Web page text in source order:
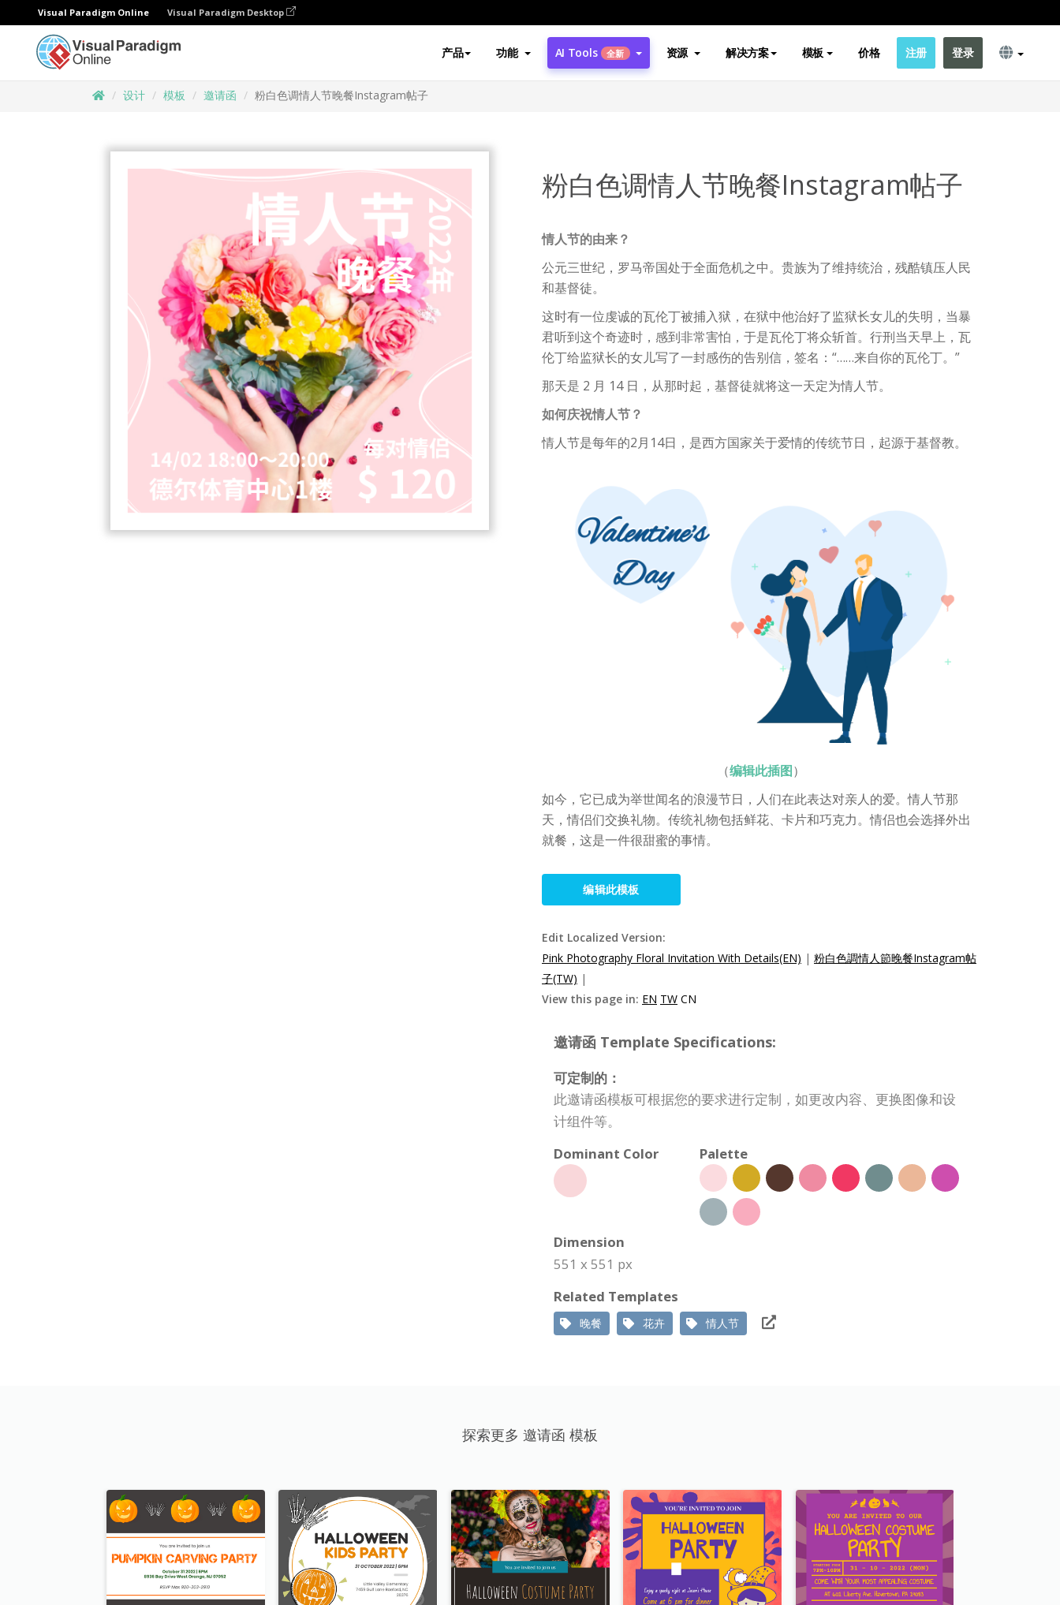
Visual Paradigm Online Visual Paradigm Desktop
产品 功能 AI Tools 全新 资源 解决方案 模板 价格 注册 登录
设计 模板 邀请函 粉白色调情人节晚餐Instagram帖子
粉白色调情人节晚餐Instagram帖子
情人节的由来？
公元三世纪，罗马帝国处于全面危机之中。贵族为了维持统治，残酷镇压人民
和基督徒。
这时有一位虔诚的瓦伦丁被捕入狱，在狱中他治好了监狱长女儿的失明，当暴
君听到这个奇迹时，感到非常害怕，于是瓦伦丁将众斩首。行刑当天早上，瓦
伦丁给监狱长的女儿写了一封感伤的告别信，签名：“……来自你的瓦伦丁。”
那天是 2 月 14 日，从那时起，基督徒就将这一天定为情人节。
如何庆祝情人节？
情人节是每年的2月14日，是西方国家关于爱情的传统节日，起源于基督教。
（编辑此插图）
如今，它已成为举世闻名的浪漫节日，人们在此表达对亲人的爱。情人节那
天，情侣们交换礼物。传统礼物包括鲜花、卡片和巧克力。情侣也会选择外出
就餐，这是一件很甜蜜的事情。
编辑此模板
Edit Localized Version:
Pink Photography Floral Invitation With Details(EN) | 粉白色調情人節晚餐Instagram帖
子(TW) |
View this page in: EN TW CN
邀请函 Template Specifications:
可定制的：
此邀请函模板可根据您的要求进行定制，如更改内容、更换图像和设
计组件等。
Dominant Color
Palette
Dimension
551 x 551 px
Related Templates
晚餐 花卉 情人节
探索更多 邀请函 模板